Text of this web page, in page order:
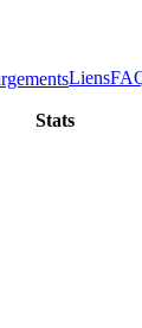
Liens
Stats